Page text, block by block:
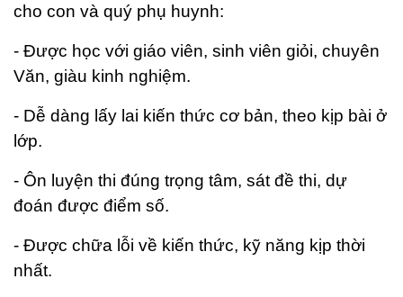
cho con và quý phụ huynh:
- Được học với giáo viên, sinh viên giỏi, chuyên
Văn, giàu kinh nghiệm.
- Dễ dàng lấy lai kiến thức cơ bản, theo kịp bài ở
lớp.
- Ôn luyện thi đúng trọng tâm, sát đề thi, dự
đoán được điểm số.
- Được chữa lỗi về kiến thức, kỹ năng kịp thời
nhất.